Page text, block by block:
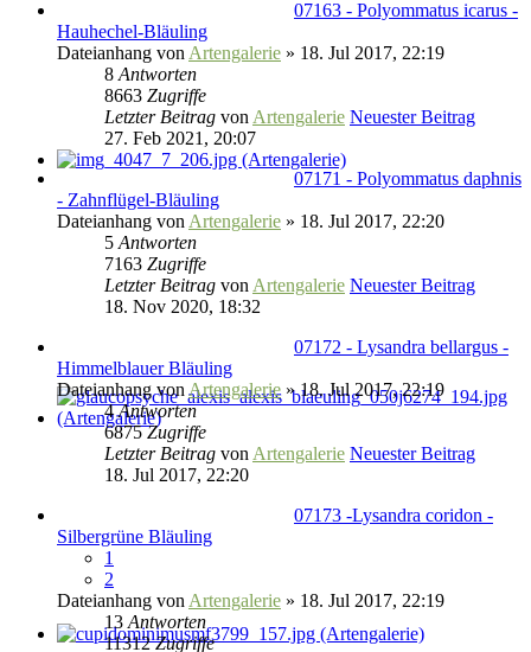
07163 - Polyommatus icarus -
Hauhechel-Bläuling
Dateianhang von Artengalerie » 18. Jul 2017, 22:19
8 Antworten
8663 Zugriffe
Letzter Beitrag von Artengalerie Neuester Beitrag
27. Feb 2021, 20:07
07171 - Polyommatus daphnis
- Zahnflügel-Bläuling
Dateianhang von Artengalerie » 18. Jul 2017, 22:20
5 Antworten
7163 Zugriffe
Letzter Beitrag von Artengalerie Neuester Beitrag
18. Nov 2020, 18:32
07172 - Lysandra bellargus -
Himmelblauer Bläuling
Dateianhangvon Artengalerie» 18. Jul 2017, 22:19
4Antworten
6875Zugriffe
Letzter Beitrag von Artengalerie Neuester Beitrag
18. Jul 2017, 22:20
07173 -Lysandra coridon -
Silbergrüne Bläuling
1
2
Dateianhang von Artengalerie » 18. Jul 2017, 22:19
13 Antworten
11312Zugriffe